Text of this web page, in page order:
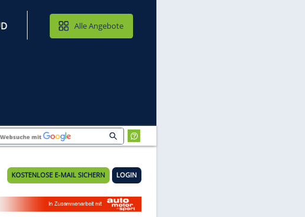
MAIL & CLOUD
KOSTENLOSE E-MAIL SICHERN